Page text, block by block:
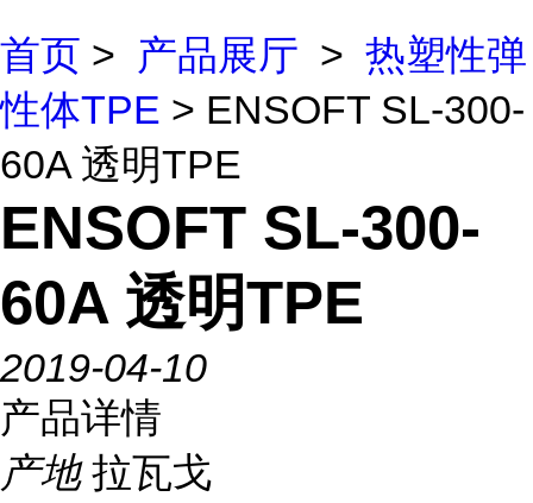
首页 > 产品展厅 > 热塑性弹
性体TPE > ENSOFT SL-300-
60A 透明TPE
ENSOFT SL-300-
60A 透明TPE
2019-04-10
产品详情
产地 拉瓦戈